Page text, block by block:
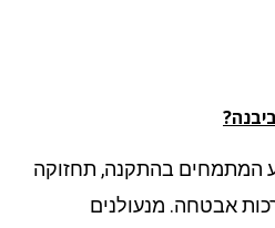
בהתקנה, תחזוקה
מנעולנים